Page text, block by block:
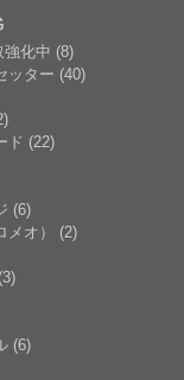
強化中 (8)
ッター (40)
ド (22)
(6)
メオ） (2)
(6)